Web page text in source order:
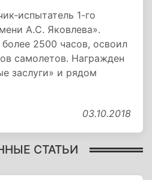
испытатель 1-го
А.С. Яковлева».
2500 часов, освоил
самолетов. Награжден
заслуги» и рядом
03.10.2018
СТАТЬИ